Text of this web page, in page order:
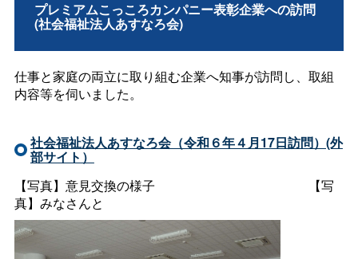
プレミアムこっころカンパニー表彰企業への訪問
(社会福祉法人あすなろ会)
仕事と家庭の両立に取り組む企業へ知事が訪問し、取組
内容等を伺いました。
社会福祉法人あすなろ会（令和６年４月17日訪問）(外
部サイト）
【写真】意見交換の様子
【写
真】みなさんと